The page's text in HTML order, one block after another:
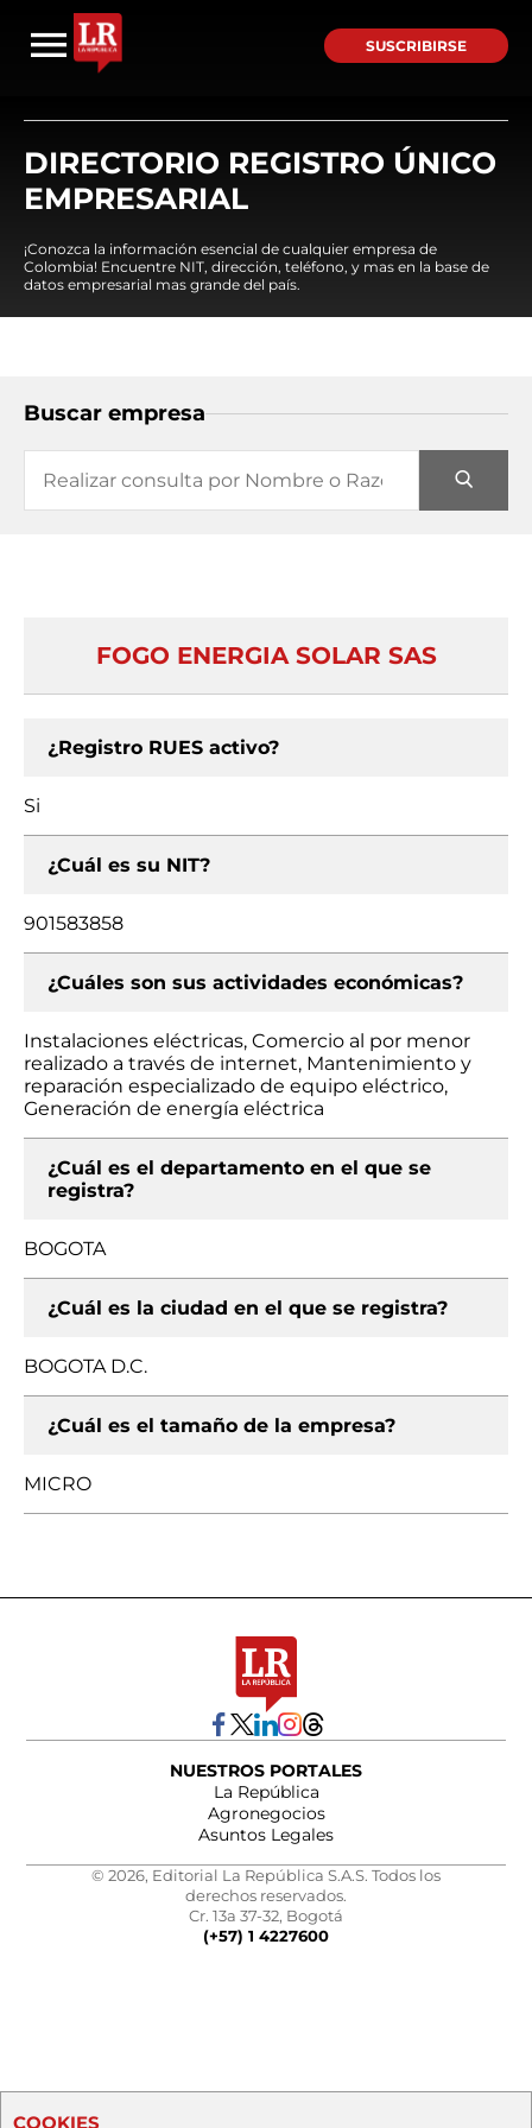
SUSCRIBIRSE
DIRECTORIO REGISTRO ÚNICO
EMPRESARIAL
¡Conozca la información esencial de cualquier empresa de
Colombia! Encuentre NIT, dirección, teléfono, y mas en la base de
datos empresarial mas grande del país.
Buscar empresa
FOGO ENERGIA SOLAR SAS
¿Registro RUES activo?
Si
¿Cuál es su NIT?
901583858
¿Cuáles son sus actividades económicas?
Instalaciones eléctricas, Comercio al por menor
realizado a través de internet, Mantenimiento y
reparación especializado de equipo eléctrico,
Generación de energía eléctrica
¿Cuál es el departamento en el que se
registra?
BOGOTA
¿Cuál es la ciudad en el que se registra?
BOGOTA D.C.
¿Cuál es el tamaño de la empresa?
MICRO
NUESTROS PORTALES
La República
Agronegocios
Asuntos Legales
© 2026, Editorial La República S.A.S. Todos los
derechos reservados.
Cr. 13a 37-32, Bogotá
(+57) 1 4227600
COOKIES